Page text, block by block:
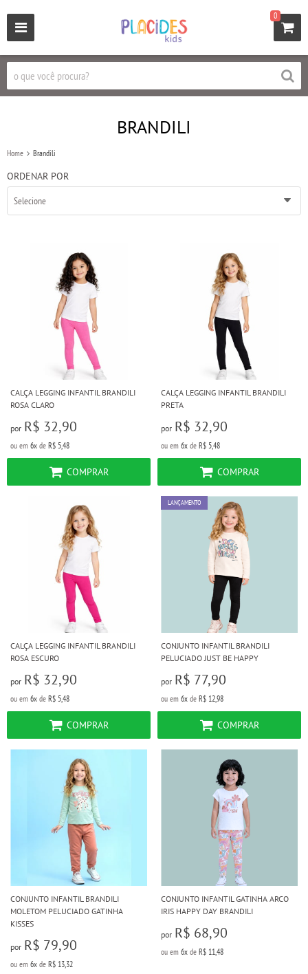
0
BRANDILI
Home Brandili
ORDENAR POR
Selecione
CALÇA LEGGING INFANTIL BRANDILI
ROSA CLARO
por R$ 32,90
ou em 6x de R$ 5,48
COMPRAR
CALÇA LEGGING INFANTIL BRANDILI
PRETA
por R$ 32,90
ou em 6x de R$ 5,48
COMPRAR
CALÇA LEGGING INFANTIL BRANDILI
ROSA ESCURO
por R$ 32,90
ou em 6x de R$ 5,48
COMPRAR
LANÇAMENTO
CONJUNTO INFANTIL BRANDILI
PELUCIADO JUST BE HAPPY
por R$ 77,90
ou em 6x de R$ 12,98
COMPRAR
CONJUNTO INFANTIL BRANDILI
MOLETOM PELUCIADO GATINHA
KISSES
por R$ 79,90
ou em 6x de R$ 13,32
CONJUNTO INFANTIL GATINHA ARCO
IRIS HAPPY DAY BRANDILI
por R$ 68,90
ou em 6x de R$ 11,48